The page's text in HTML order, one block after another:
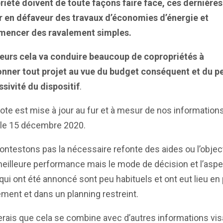
doivent de toute façons faire face, ces
défaveur des travaux d’économies d’énergie et
des ravalement simples.
cela va conduire beaucoup de copropriétés à
tout projet au vue du budget conséquent et du
du dispositif.
est mise à jour au fur et à mesur de nos
15 décembre 2020.
pas la nécessaire refonte des aides ou
performance mais le mode de décision et
ont été annoncé sont peu habituels et ont eut lieu en
et dans un planning restreint.
que cela se combine avec d’autres informations